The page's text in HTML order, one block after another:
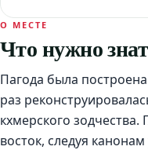
О МЕСТЕ
Что нужно
Пагода была
раз
кхмерского
восток, следуя